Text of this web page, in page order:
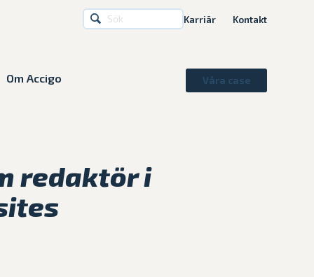
Karriär Kontakt
Om Accigo Våra case
redaktör i